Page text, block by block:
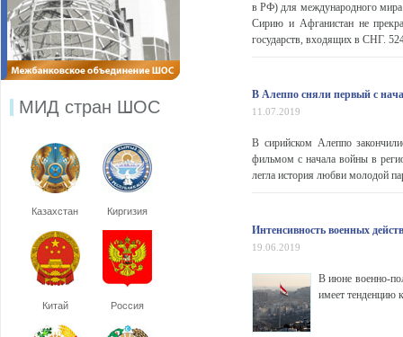
МИД стран ШОС
Казахстан Киргизия
Китай Россия
в РФ) для международного мира
Сирию и Афганистан не
государств, входящих в СНГ.
В Алеппо сняли первый с
11.07.2019
В сирийском Алеппо
фильмом с начала войны в
легла история любви молодой
Интенсивность военных
19.06.2019
В июне военно-
имеет тенденцию